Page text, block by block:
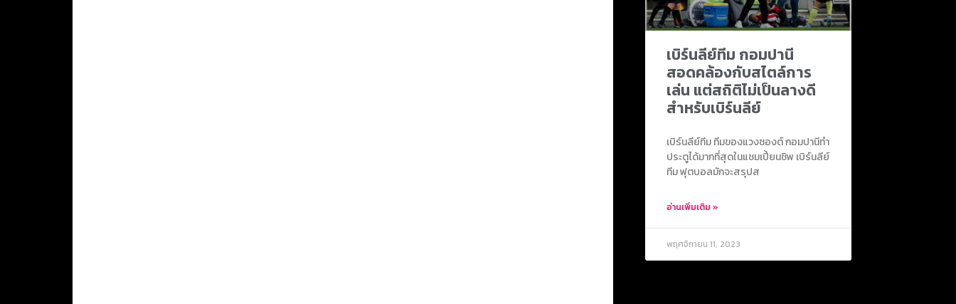
เบิร์นลีย์ทีม กอมปานี
สอดคล้องกับสไตล์การ
เล่น แต่สถิติไม่เป็นลางดี
สำหรับเบิร์นลีย์
เบิร์นลีย์ทีม ทีมของแวงซองต์ กอมปานีทำ
ประตูได้มากที่สุดในแชมเปี้ยนชิพ เบิร์นลีย์
ทีม ฟุตบอลมักจะสรุปส
อ่านเพิ่มเติม »
พฤศจิกายน 11, 2023